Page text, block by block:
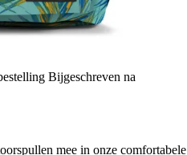
Bijgeschreven na
mee in onze comfortabele